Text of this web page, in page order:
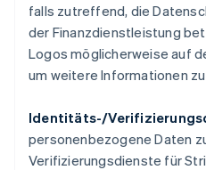
falls zutreffend, die
der Finanzdienstleistung
Logos möglicherweise auf
um weitere Informationen
Identitäts-/
personenbezogene Daten
Verifizierungsdienste für